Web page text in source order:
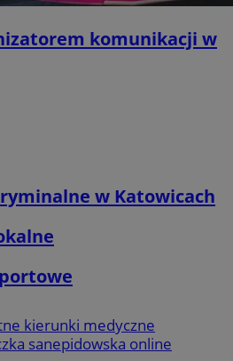
komunikacji w
w Katowicach
kierunki medyczne
sanepidowska online